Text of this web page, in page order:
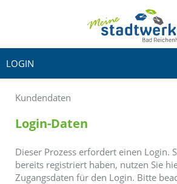
LOGIN
Kundendaten
Login-Daten
Dieser Prozess erfordert einen Login.
bereits registriert haben, nutzen Sie
Zugangsdaten für den Login. Bitte